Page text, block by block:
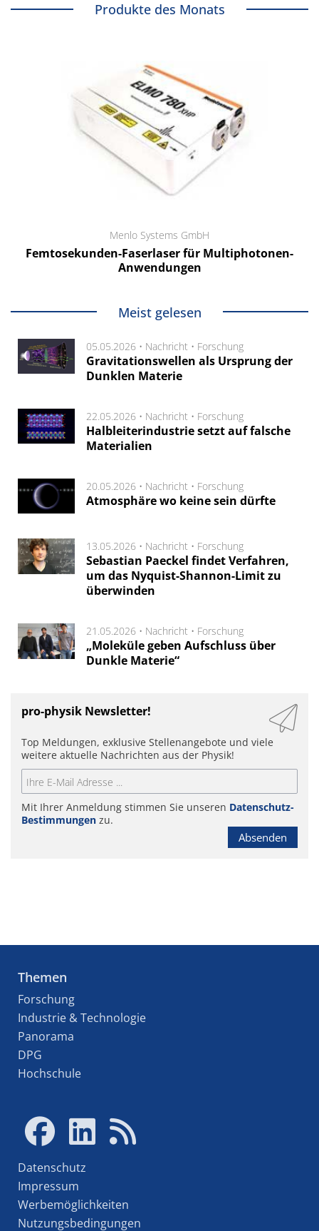
Produkte des Monats
Menlo Systems GmbH
Femtosekunden-Faserlaser für Multiphotonen-
Anwendungen
Meist gelesen
05.05.2026 • Nachricht • Forschung
Gravitationswellen als Ursprung der
Dunklen Materie
22.05.2026 • Nachricht • Forschung
Halbleiterindustrie setzt auf falsche
Materialien
20.05.2026 • Nachricht • Forschung
Atmosphäre wo keine sein dürfte
13.05.2026 • Nachricht • Forschung
Sebastian Paeckel findet Verfahren,
um das Nyquist-Shannon-Limit zu
überwinden
21.05.2026 • Nachricht • Forschung
„Moleküle geben Aufschluss über
Dunkle Materie“
pro-physik Newsletter!
Top Meldungen, exklusive Stellenangebote und viele
weitere aktuelle Nachrichten aus der Physik!
Mit Ihrer Anmeldung stimmen Sie unseren Datenschutz-
Bestimmungen zu.
Absenden
Themen
Forschung
Industrie & Technologie
Panorama
DPG
Hochschule
Datenschutz
Impressum
Werbemöglichkeiten
Nutzungsbedingungen